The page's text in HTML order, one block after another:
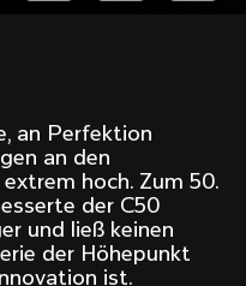
Oro
CX
an Perfektion
an den
hoch. Zum 50.
der C50
und ließ keinen
der Höhepunkt
ist.